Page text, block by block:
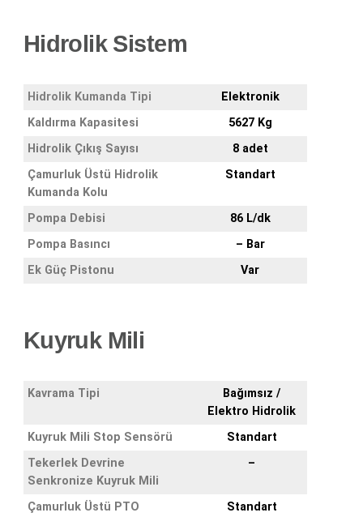
Hidrolik Sistem
Hidrolik Kumanda Tipi
Elektronik
Kaldırma Kapasitesi
5627 Kg
Hidrolik Çıkış Sayısı
8 adet
Çamurluk Üstü Hidrolik
Kumanda Kolu
Standart
Pompa Debisi
86 L/dk
Pompa Basıncı
– Bar
Ek Güç Pistonu
Var
Kuyruk Mili
Kavrama Tipi
Bağımsız /
Elektro Hidrolik
Kuyruk Mili Stop Sensörü
Standart
Tekerlek Devrine
Senkronize Kuyruk Mili
–
Çamurluk Üstü PTO
Standart